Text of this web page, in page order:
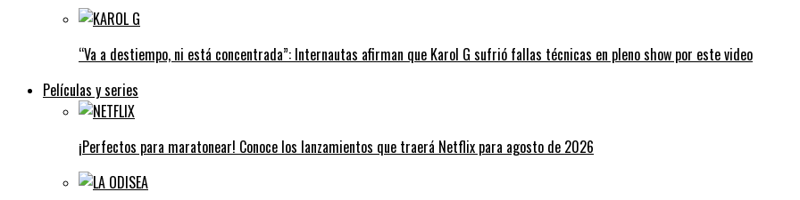
“Va a destiempo, ni está concentrada”: Internautas afirman que Karol G sufrió fallas técnicas en pleno show por este video
Películas y series
¡Perfectos para maratonear! Conoce los lanzamientos que traerá Netflix para agosto de 2026